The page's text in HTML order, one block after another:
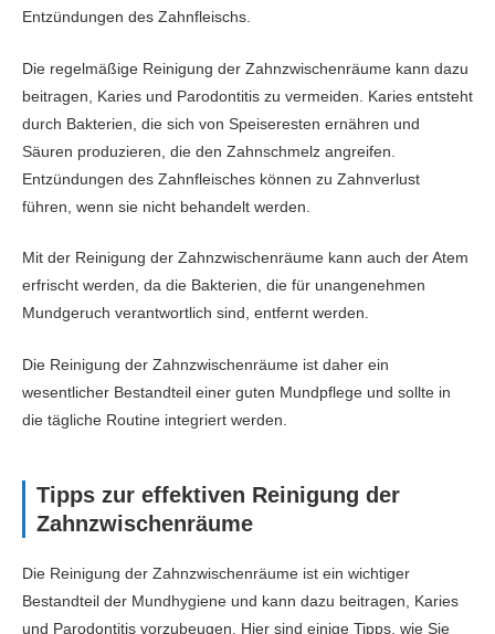
Entzündungen des Zahnfleischs.
Die regelmäßige Reinigung der Zahnzwischenräume kann dazu
beitragen, Karies und Parodontitis zu vermeiden. Karies entsteht
durch Bakterien, die sich von Speiseresten ernähren und
Säuren produzieren, die den Zahnschmelz angreifen.
Entzündungen des Zahnfleisches können zu Zahnverlust
führen, wenn sie nicht behandelt werden.
Mit der Reinigung der Zahnzwischenräume kann auch der Atem
erfrischt werden, da die Bakterien, die für unangenehmen
Mundgeruch verantwortlich sind, entfernt werden.
Die Reinigung der Zahnzwischenräume ist daher ein
wesentlicher Bestandteil einer guten Mundpflege und sollte in
die tägliche Routine integriert werden.
Tipps zur effektiven Reinigung der
Zahnzwischenräume
Die Reinigung der Zahnzwischenräume ist ein wichtiger
Bestandteil der Mundhygiene und kann dazu beitragen, Karies
und Parodontitis vorzubeugen. Hier sind einige Tipps, wie Sie